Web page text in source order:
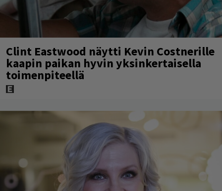
Clint Eastwood näytti Kevin Costnerille
kaapin paikan hyvin yksinkertaisella
toimenpiteellä